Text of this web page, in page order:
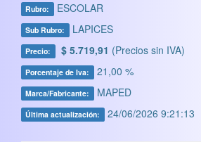
Rubro: ESCOLAR
Sub Rubro: LAPICES
Precio: $ 5.719,91 (Precios sin IVA)
Porcentaje de Iva: 21,00 %
Marca/Fabricante: MAPED
Última actualización: 24/06/2026 9:21:13